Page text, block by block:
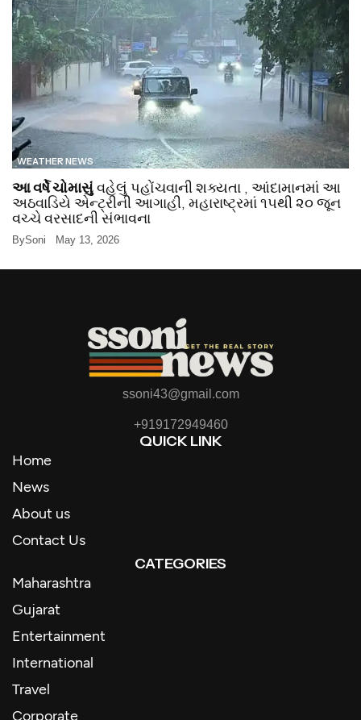
WEATHER NEWS
આ વર્ષે ચોમાસુંવહેલું પહોંચવાની શક્યતા , આંદામાનમાં આ
અઠવાડિયે એન્ટ્રીની આગાહી, મહારાષ્ટ્રમાં ૧૫થી ૨૦ જૂન
વચ્ચે વરસાદની સંભાવના
BySoni May 13, 2026
ssoni43@gmail.com
+919172949460
QUICK LINK
Home
News
About us
Contact Us
CATEGORIES
Maharashtra
Gujarat
Entertainment
International
Travel
Corporate